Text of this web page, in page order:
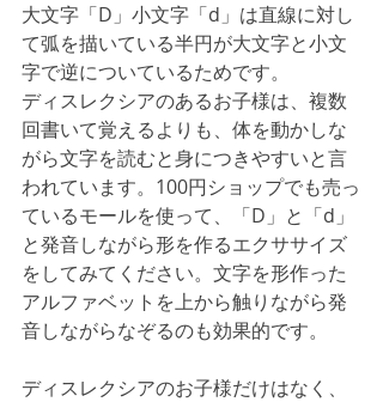
大文字「D」小文字「d」は直線に対し
て弧を描いている半円が大文字と小文
字で逆についているためです。
ディスレクシアのあるお子様は、複数
回書いて覚えるよりも、体を動かしな
がら文字を読むと身につきやすいと言
われています。100円ショップでも売っ
ているモールを使って、「D」と「d」
と発音しながら形を作るエクササイズ
をしてみてください。文字を形作った
アルファベットを上から触りながら発
音しながらなぞるのも効果的です。
ディスレクシアのお子様だけはなく、